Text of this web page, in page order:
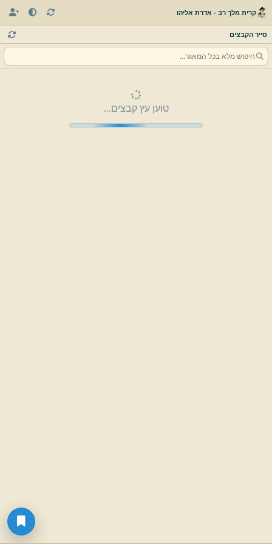
קרית מלך רב - אדרת אליהו
סייר הקבצים
טוען עץ קבצים...